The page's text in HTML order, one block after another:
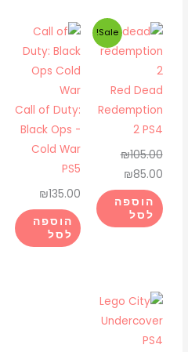
PS5
Thieves
Collection
-
PS5
Red Dead
Redemption
2 PS4
Sale!
₪105.00
המחיר
המקורי
היה:
₪105.00.
₪85.00
המחיר
הנוכחי
₪85.00.
הוספה
לסל
Call of Duty:
Black Ops -
Cold War
PS5
₪135.00
הוספה
לסל